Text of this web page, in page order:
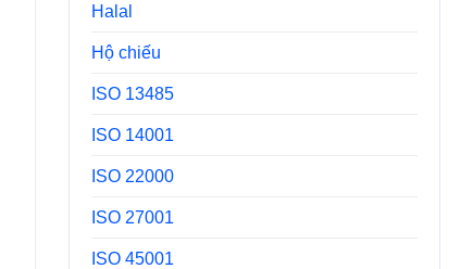
Halal
Hộ chiếu
ISO 13485
ISO 14001
ISO 22000
ISO 27001
ISO 45001